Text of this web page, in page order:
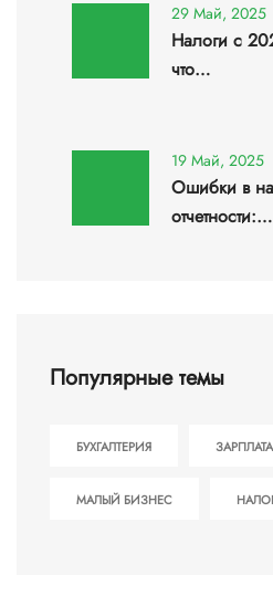
29 Май, 2025
Налоги с
что…
19 Май, 2025
Ошибки в
отчетности:…
Популярные темы
БУХГАЛТЕРИЯ ЗАРПЛАТА
МАЛЫЙ БИЗНЕС